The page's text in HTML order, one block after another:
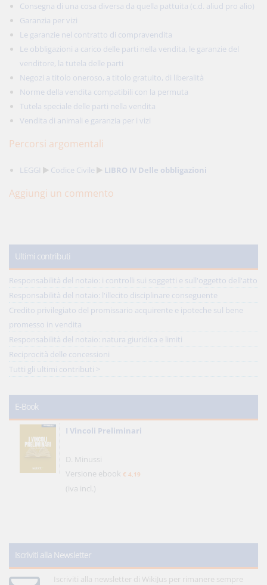
Consegna di una cosa diversa da quella pattuita (c.d. aliud pro alio)
Garanzia per vizi
Le garanzie nel contratto di compravendita
Le obbligazioni a carico delle parti nella vendita, le garanzie del
venditore, la tutela delle parti
Negozi a titolo oneroso, a titolo gratuito, di liberalità
Norme della vendita compatibili con la permuta
Tutela speciale delle parti nella vendita
Vendita di animali e garanzia per i vizi
Percorsi argomentali
LEGGI Codice Civile LIBRO IV Delle obbligazioni
Aggiungi un commento
Ultimi contributi
Responsabilità del notaio: i controlli sui soggetti e sull'oggetto dell'atto
Responsabilità del notaio: l'illecito disciplinare conseguente
Credito privilegiato del promissario acquirente e ipoteche sul bene
promesso in vendita
Responsabilità del notaio: natura giuridica e limiti
Reciprocità delle concessioni
Tutti gli ultimi contributi >
E-Book
I Vincoli Preliminari
D. Minussi
Versione ebook € 4,19
(iva incl.)
Iscriviti alla Newsletter
Iscriviti alla newsletter di WikiJus per rimanere sempre